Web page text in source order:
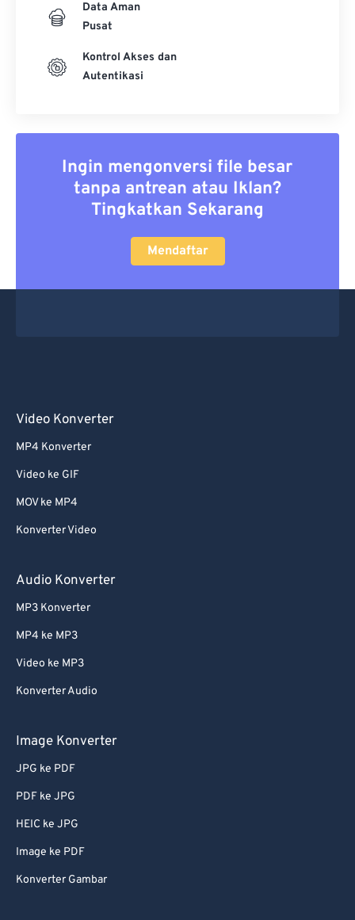
Data Aman
Pusat
Kontrol Akses dan
Autentikasi
Ingin mengonversi file besar
tanpa antrean atau Iklan?
Tingkatkan Sekarang
Mendaftar
Video Konverter
MP4 Konverter
Video ke GIF
MOV ke MP4
Konverter Video
Audio Konverter
MP3 Konverter
MP4 ke MP3
Video ke MP3
Konverter Audio
Image Konverter
JPG ke PDF
PDF ke JPG
HEIC ke JPG
Image ke PDF
Konverter Gambar